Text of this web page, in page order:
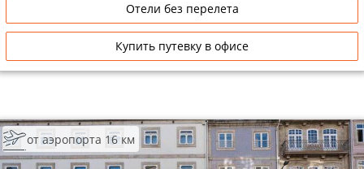
Отели без перелета
Купить путевку в офисе
от аэропорта 16 км